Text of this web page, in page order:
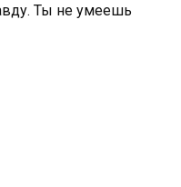
Ты не умеешь